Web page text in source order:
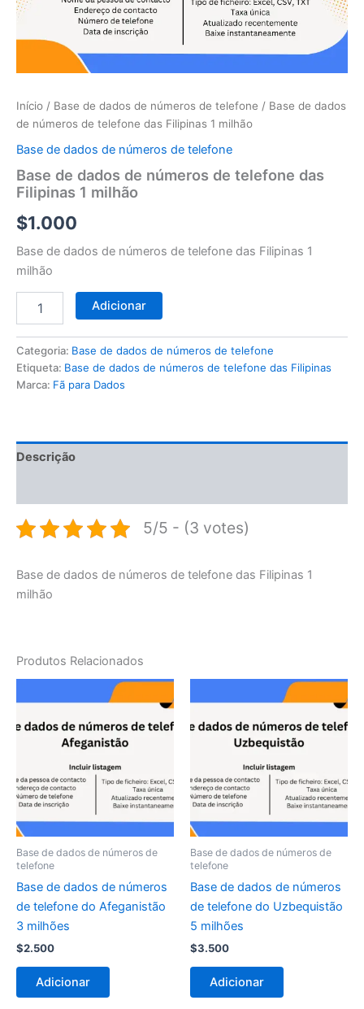
Início / Base de dados de números de telefone / Base de dados
de números de telefone das Filipinas 1 milhão
Base de dados de números de telefone
Base de dados de números de telefone das
Filipinas 1 milhão
$1.000
Base de dados de números de telefone das Filipinas 1
milhão
telefone
Filipinas
milhão
Adicionar
Categoria: Base de dados de números de telefone
Etiqueta: Base de dados de números de telefone das Filipinas
Marca: Fã para Dados
Descrição
5/5 - (3 votes)
Base de dados de números de telefone das Filipinas 1
milhão
Produtos Relacionados
Base de dados de números de
telefone
Base de dados de números
de telefone do Afeganistão
3 milhões
$2.500
Adicionar
Base de dados de números de
telefone
Base de dados de números
de telefone do Uzbequistão
5 milhões
$3.500
Adicionar